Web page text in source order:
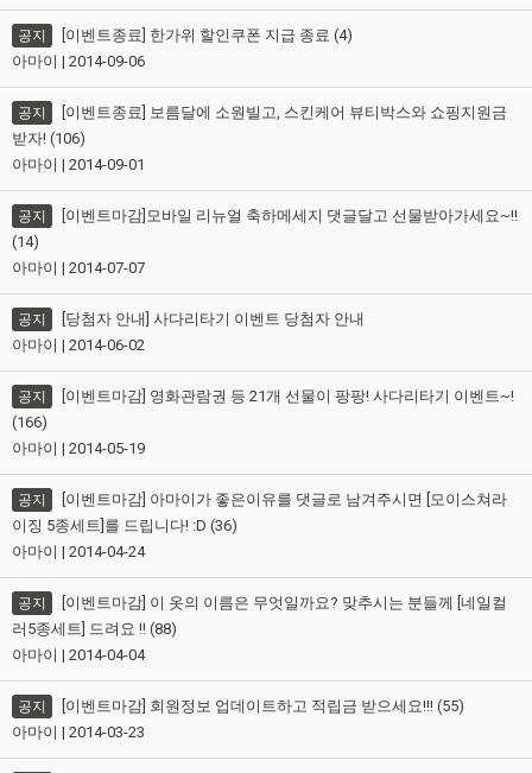
공지
[이벤트종료] 한가위 할인쿠폰 지급 종료 (4)
아마이 | 2014-09-06
공지
[이벤트종료] 보름달에 소원빌고, 스킨케어 뷰티박스와 쇼핑지원금
받자! (106)
아마이 | 2014-09-01
공지
[이벤트마감]모바일 리뉴얼 축하메세지 댓글달고 선물받아가세요~!!
(14)
아마이 | 2014-07-07
공지
[당첨자 안내] 사다리타기 이벤트 당첨자 안내
아마이 | 2014-06-02
공지
[이벤트마감] 영화관람권 등 21개 선물이 팡팡! 사다리타기 이벤트~!
(166)
아마이 | 2014-05-19
공지
[이벤트마감] 아마이가 좋은이유를 댓글로 남겨주시면 [모이스쳐라
이징 5종세트]를 드립니다! :D (36)
아마이 | 2014-04-24
공지
[이벤트마감] 이 옷의 이름은 무엇일까요? 맞추시는 분들께 [네일컬
러5종세트] 드려요 !! (88)
아마이 | 2014-04-04
공지
[이벤트마감] 회원정보 업데이트하고 적립금 받으세요!!! (55)
아마이 | 2014-03-23